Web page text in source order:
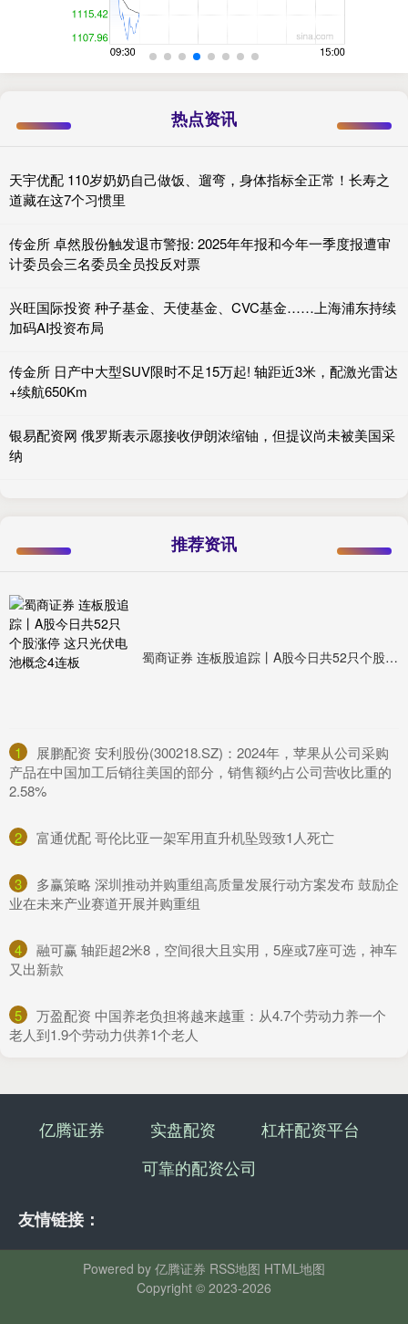
热点资讯
天宇优配 110岁奶奶自己做饭、遛弯，身体指标全正常！长寿之
道藏在这7个习惯里
传金所 卓然股份触发退市警报: 2025年年报和今年一季度报遭审
计委员会三名委员全员投反对票
兴旺国际投资 种子基金、天使基金、CVC基金……上海浦东持续
加码AI投资布局
传金所 日产中大型SUV限时不足15万起! 轴距近3米，配激光雷达
+续航650Km
银易配资网 俄罗斯表示愿接收伊朗浓缩铀，但提议尚未被美国采
纳
推荐资讯
蜀商证券 连板股追踪丨A股今日共52只个股涨停 这只光伏电池概念4连板
1
​展鹏配资 安利股份(300218.SZ)：2024年，苹果从公司采购
产品在中国加工后销往美国的部分，销售额约占公司营收比重的
2.58%
2 ​富通优配 哥伦比亚一架军用直升机坠毁致1人死亡
3
​多赢策略 深圳推动并购重组高质量发展行动方案发布 鼓励企
业在未来产业赛道开展并购重组
4
​融可赢 轴距超2米8，空间很大且实用，5座或7座可选，神车
又出新款
5
​万盈配资 中国养老负担将越来越重：从4.7个劳动力养一个
老人到1.9个劳动力供养1个老人
亿腾证券 实盘配资
杠杆配资平台
可靠的配资公司
友情链接：
Powered by 亿腾证券 RSS地图 HTML地图
Copyright © 2023-2026